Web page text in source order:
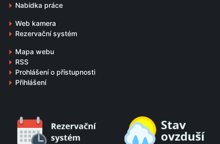
Nabídka práce
Web kamera
Rezervační systém
Mapa webu
RSS
Prohlášení o přístupnosti
Přihlášení